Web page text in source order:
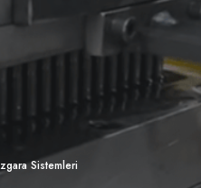
Sistemleri